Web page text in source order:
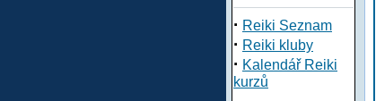
· Reiki Seznam
· Reiki kluby
· Kalendář Reiki
kurzů